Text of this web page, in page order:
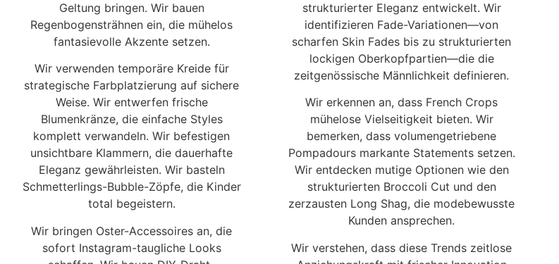
Geltung bringen. Wir bauen
Regenbogensträhnen ein, die mühelos
fantasievolle Akzente setzen.
Wir verwenden temporäre Kreide für
strategische Farbplatzierung auf sichere
Weise. Wir entwerfen frische
Blumenkränze, die einfache Styles
komplett verwandeln. Wir befestigen
unsichtbare Klammern, die dauerhafte
Eleganz gewährleisten. Wir basteln
Schmetterlings-Bubble-Zöpfe, die Kinder
total begeistern.
Wir bringen Oster-Accessoires an, die
sofort Instagram-taugliche Looks
strukturierter Eleganz entwickelt. Wir
identifizieren Fade-Variationen—von
scharfen Skin Fades bis zu strukturierten
lockigen Oberkopfpartien—die die
zeitgenössische Männlichkeit definieren.
Wir erkennen an, dass French Crops
mühelose Vielseitigkeit bieten. Wir
bemerken, dass volumengetriebene
Pompadours markante Statements setzen.
Wir entdecken mutige Optionen wie den
strukturierten Broccoli Cut und den
zerzausten Long Shag, die modebewusste
Kunden ansprechen.
Wir verstehen, dass diese Trends zeitlose